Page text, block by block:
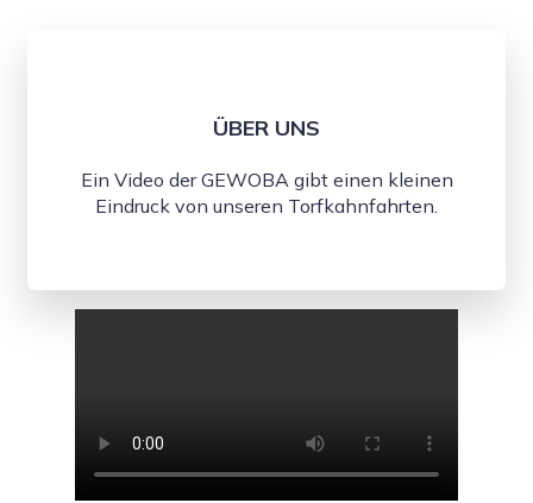
ÜBER UNS
Ein Video der GEWOBA gibt einen kleinen
Eindruck von unseren Torfkahnfahrten.